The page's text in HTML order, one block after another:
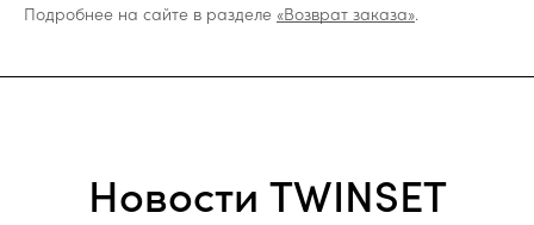
Подробнее на сайте в разделе «Возврат заказа».
Новости TWINSET